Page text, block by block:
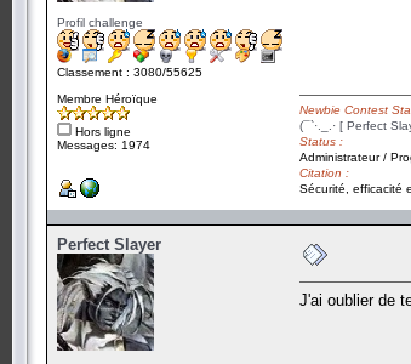
Profil challenge
Classement : 3080/55625
Membre Héroïque
Hors ligne
Messages: 1974
Newbie Contest
(¯`·._.· [ Perfect
Status :
Administrateur /
Citation :
Sécurité, efficacité
Perfect Slayer
J'ai oublier de